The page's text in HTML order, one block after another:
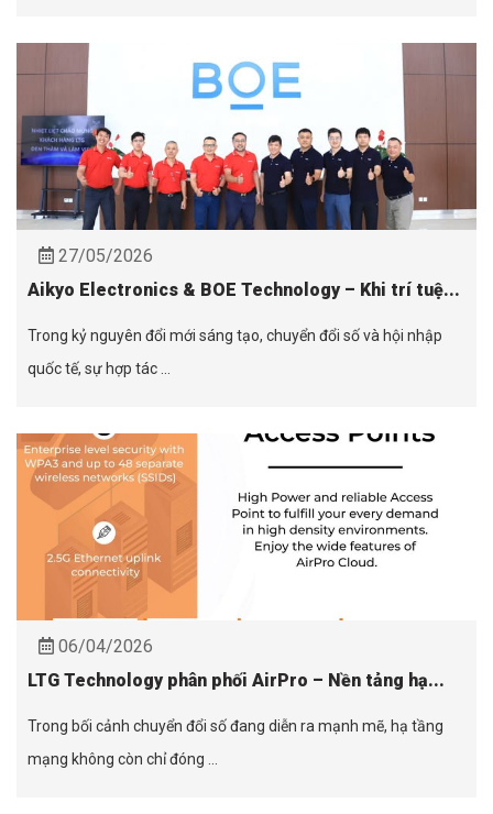
27/05/2026
Aikyo Electronics & BOE Technology – Khi trí tuệ...
Trong kỷ nguyên đổi mới sáng tạo, chuyển đổi số và hội nhập
quốc tế, sự hợp tác ...
06/04/2026
LTG Technology phân phối AirPro – Nền tảng hạ...
Trong bối cảnh chuyển đổi số đang diễn ra mạnh mẽ, hạ tầng
mạng không còn chỉ đóng ...